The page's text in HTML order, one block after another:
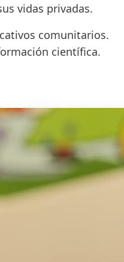
vidas privadas.
comunitarios.
científica.